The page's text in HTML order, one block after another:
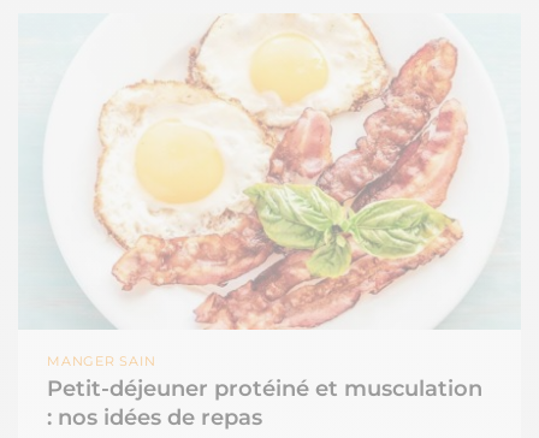
MANGER SAIN
Petit-déjeuner protéiné et musculation
: nos idées de repas